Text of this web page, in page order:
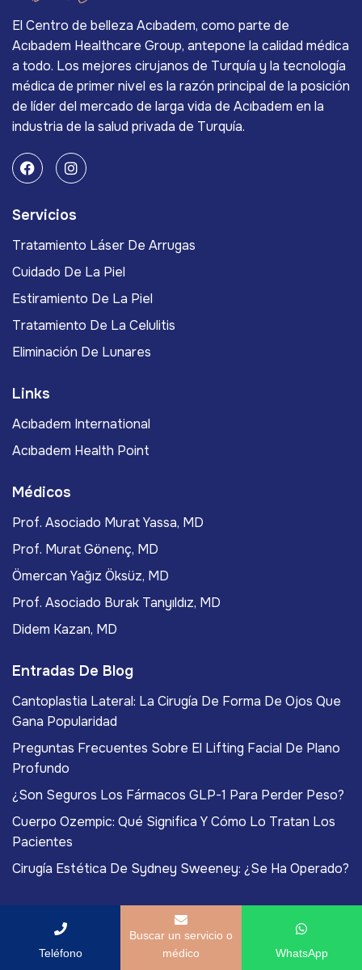
El Centro de belleza Acıbadem, como parte de
Acıbadem Healthcare Group, antepone la calidad médica
a todo. Los mejores cirujanos de Turquía y la tecnología
médica de primer nivel es la razón principal de la posición
de líder del mercado de larga vida de Acıbadem en la
industria de la salud privada de Turquía.
Servicios
Tratamiento Láser De Arrugas
Cuidado De La Piel
Estiramiento De La Piel
Tratamiento De La Celulitis
Eliminación De Lunares
Links
Acıbadem International
Acıbadem Health Point
Médicos
Prof. Asociado Murat Yassa, MD
Prof. Murat Gönenç, MD
Ömercan Yağız Öksüz, MD
Prof. Asociado Burak Tanyıldız, MD
Didem Kazan, MD
Entradas De Blog
Cantoplastia Lateral: La Cirugía De Forma De Ojos Que
Gana Popularidad
Preguntas Frecuentes Sobre El Lifting Facial De Plano
Profundo
¿Son Seguros Los Fármacos GLP-1 Para Perder Peso?
Cuerpo Ozempic: Qué Significa Y Cómo Lo Tratan Los
Pacientes
Cirugía Estética De Sydney Sweeney: ¿Se Ha Operado?
Copyright ACIBADEM Beauty Center. Todos los
Teléfono
Buscar un servicio o
médico
WhatsApp